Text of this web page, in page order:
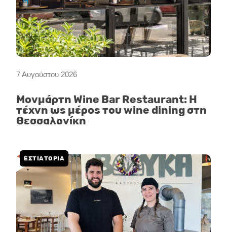
7 Αυγούστου 2026
Μονμάρτη Wine Bar Restaurant: Η
τέχνη ως μέρος του wine dining στη
Θεσσαλονίκη
ΕΣΤΙΑΤΟΡΙΑ